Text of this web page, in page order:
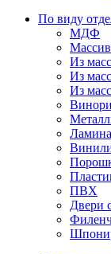
По виду
МДФ
Из
Из
Из
ПВХ
Двери